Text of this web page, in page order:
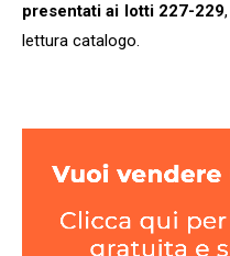
presentati ai lotti 227-229
lettura catalogo.